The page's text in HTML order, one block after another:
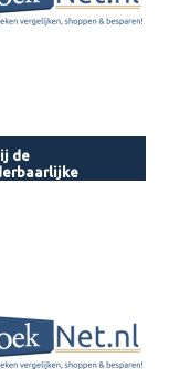
de